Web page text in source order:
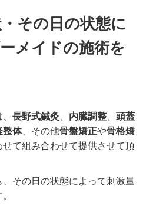
その日の状態に
メイドの施術を
、長野式鍼灸 内臓調整 、頭蓋
整体、その他骨盤矯正や骨格矯
て組み合わせて提供させて頂
その日の状態によって刺激量